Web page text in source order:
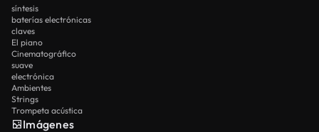
síntesis
baterías electrónicas
claves
El piano
Cinematográfico
suave
electrónica
Ambientes
Strings
Trompeta acústica
Imágenes